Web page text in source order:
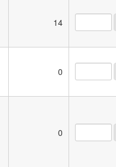
14
0
0